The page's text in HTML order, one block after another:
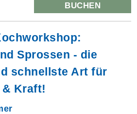
BUCHEN
Sprossen - die
schnellste Art für
& Kraft!